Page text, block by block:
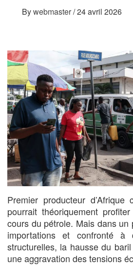
Bywebmaster/24 avril 2026
Premier producteur d’Afrique
pourrait théoriquement
cours du pétrole. Mais dans un
importations et confronté à
structurelles, la hausse du
une aggravation des tensions